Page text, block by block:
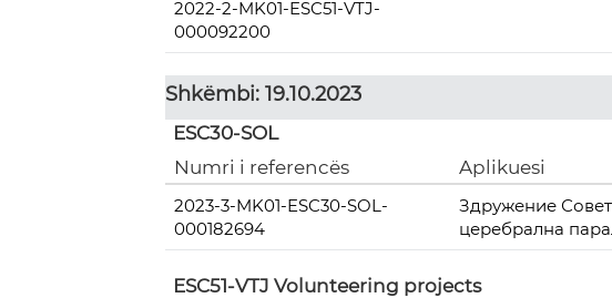
2022-2-MK01-ESC51-VTJ-
000092200
Shkëmbi: 19.10.2023
ESC30-SOL
Numri i referencës
Aplikuesi
2023-3-MK01-ESC30-SOL-
000182694
Здружение
церебрална
ESC51-VTJ Volunteering projects